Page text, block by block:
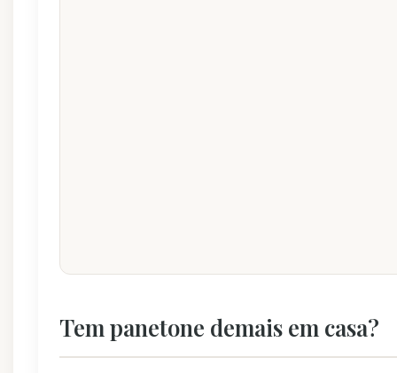
Tem panetone demais em casa?